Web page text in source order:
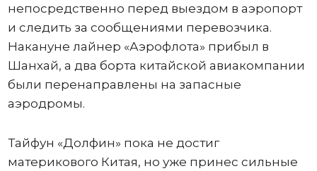
непосредственно перед выездом в аэропорт
и следить за сообщениями перевозчика.
Накануне лайнер «Аэрофлота» прибыл в
Шанхай, а два борта китайской авиакомпании
были перенаправлены на запасные
аэродромы.
Тайфун «Долфин» пока не достиг
материкового Китая, но уже принес сильные